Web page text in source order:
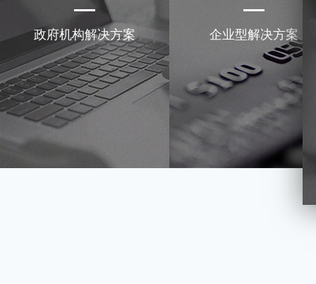
政府机构解决方案 企业型解决方案